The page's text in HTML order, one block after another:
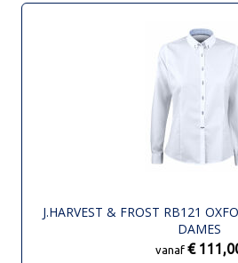
J.HARVEST & FROST RB121
DAMES
vanaf €